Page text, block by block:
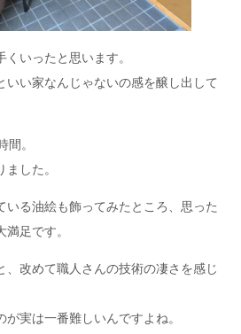
いったと思います。
いい家なんじゃないの感を醸し出して
間。
した。
いる油絵も飾ってみたところ、思った
足です。
、改めて職人さんの技術の凄さを感じ
実は一番難しいんですよね。